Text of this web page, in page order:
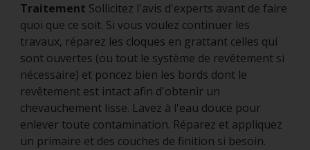
Traitement Sollicitez l'avis d'experts avant de faire
quoi que ce soit. Si vous voulez continuer les
travaux, réparez les cloques en grattant celles qui
sont ouvertes (ou tout le système de revêtement si
nécessaire) et poncez bien les bords dont le
revêtement est intact afin d'obtenir un
chevauchement lisse. Lavez à l'eau douce pour
enlever toute contamination. Réparez et appliquez
un primaire et des couches de finition si besoin.